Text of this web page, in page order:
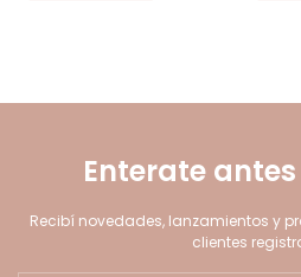
Enterate
Recibí novedades, lanzamientos y
clientes